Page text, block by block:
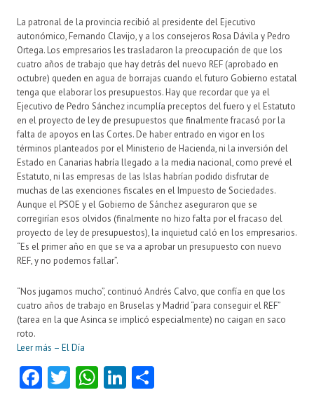
La patronal de la provincia recibió al presidente del Ejecutivo
autonómico, Fernando Clavijo, y a los consejeros Rosa Dávila y Pedro
Ortega. Los empresarios les trasladaron la preocupación de que los
cuatro años de trabajo que hay detrás del nuevo REF (aprobado en
octubre) queden en agua de borrajas cuando el futuro Gobierno estatal
tenga que elaborar los presupuestos. Hay que recordar que ya el
Ejecutivo de Pedro Sánchez incumplía preceptos del fuero y el Estatuto
en el proyecto de ley de presupuestos que finalmente fracasó por la
falta de apoyos en las Cortes. De haber entrado en vigor en los
términos planteados por el Ministerio de Hacienda, ni la inversión del
Estado en Canarias habría llegado a la media nacional, como prevé el
Estatuto, ni las empresas de las Islas habrían podido disfrutar de
muchas de las exenciones fiscales en el Impuesto de Sociedades.
Aunque el PSOE y el Gobierno de Sánchez aseguraron que se
corregirían esos olvidos (finalmente no hizo falta por el fracaso del
proyecto de ley de presupuestos), la inquietud caló en los empresarios.
“Es el primer año en que se va a aprobar un presupuesto con nuevo
REF, y no podemos fallar”.
“Nos jugamos mucho”, continuó Andrés Calvo, que confía en que los
cuatro años de trabajo en Bruselas y Madrid “para conseguir el REF”
(tarea en la que Asinca se implicó especialmente) no caigan en saco
roto.
Leer más – El Día
Fa T W Li